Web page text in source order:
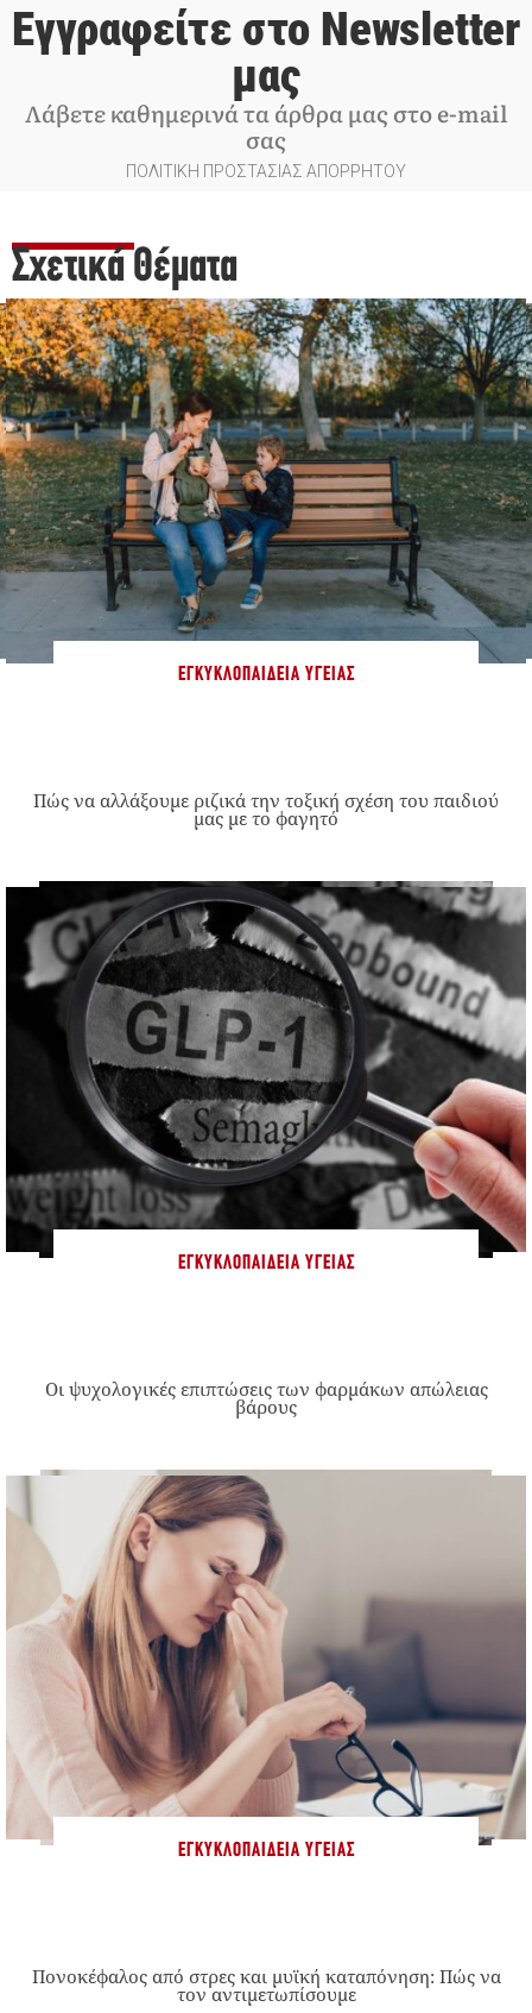
Εγγραφείτε στο Newsletter
μας
Λάβετε καθημερινά τα άρθρα μας στο e-mail
σας
ΠΟΛΙΤΙΚΗ ΠΡΟΣΤΑΣΙΑΣ ΑΠΟΡΡΗΤΟΥ
Σχετικά Θέματα
ΕΓΚΥΚΛΟΠΑΊΔΕΙΑ ΥΓΕΊΑΣ
Πώς να αλλάξουμε ριζικά την τοξική σχέση του παιδιού
μας με το φαγητό
ΕΓΚΥΚΛΟΠΑΊΔΕΙΑ ΥΓΕΊΑΣ
Οι ψυχολογικές επιπτώσεις των φαρμάκων απώλειας
βάρους
ΕΓΚΥΚΛΟΠΑΊΔΕΙΑ ΥΓΕΊΑΣ
Πονοκέφαλος από στρες και μυϊκή καταπόνηση: Πώς να
τον αντιμετωπίσουμε